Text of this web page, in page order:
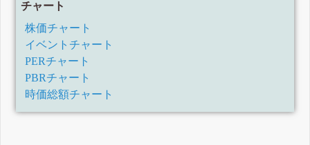
チャート
株価チャート
イベントチャート
PERチャート
PBRチャート
時価総額チャート